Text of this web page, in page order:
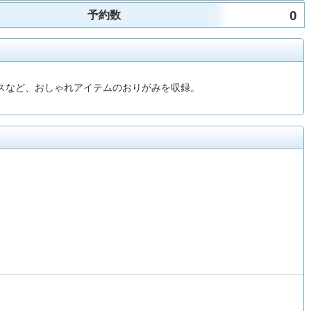
予約数 0
ど、おしゃれアイテムのおりがみを収録。